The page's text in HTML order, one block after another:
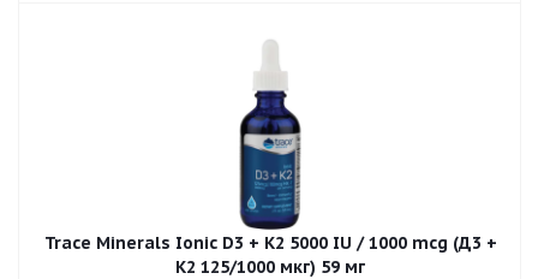
Trace Minerals Ionic D3 + K2 5000 IU / 1000 mcg (Д3 +
К2 125/1000 мкг) 59 мг